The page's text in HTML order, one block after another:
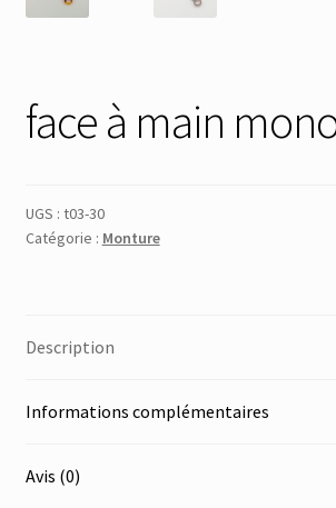
Mon Compte
Réinitialisation du mot de passe
Search Results
face à main
UGS : t03-30
Catégorie : Monture
Description
Informations complémentaires
Avis (0)